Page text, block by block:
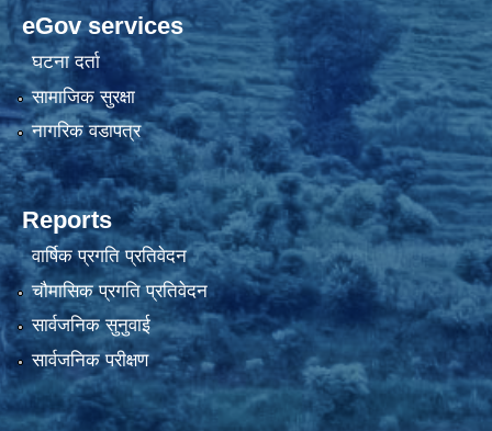
eGov services
घटना दर्ता
सामाजिक सुरक्षा
नागरिक वडापत्र
Reports
वार्षिक प्रगति प्रतिवेदन
चौमासिक प्रगति प्रतिवेदन
सार्वजनिक सुनुवाई
सार्वजनिक परीक्षण